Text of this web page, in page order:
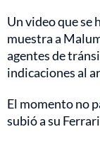
Un video que se
muestra a
agentes de
indicaciones al
El momento no
subió a su